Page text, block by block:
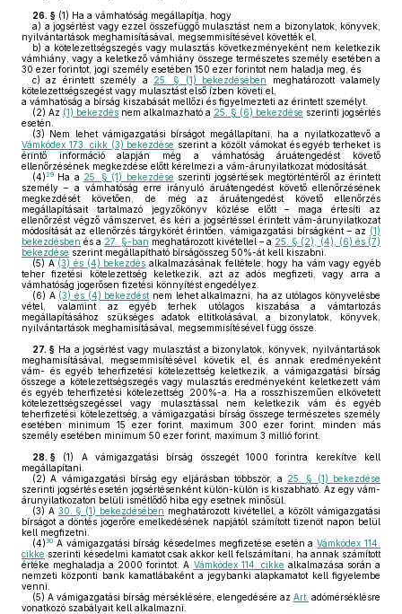
26. § (1) Ha a vámhatóság megállapítja, hogy
a) a jogsértést vagy ezzel összefüggő mulasztást nem a bizonylatok, könyvek,
nyilvántartások meghamisításával, megsemmisítésével követték el,
b) a kötelezettségszegés vagy mulasztás következményeként nem keletkezik
vámhiány, vagy a keletkező vámhiány összege természetes személy esetében a
30 ezer forintot, jogi személy esetében 150 ezer forintot nem haladja meg, és
c) az érintett személy a 25. § (1) bekezdésében
meghatározott valamely
kötelezettségszegést vagy mulasztást első ízben követi el,
a vámhatóság a bírság kiszabását mellőzi és figyelmezteti az érintett személyt.
(2) Az (1) bekezdés nem alkalmazható a 25. § (6) bekezdése szerinti jogsértés
esetén.
(3) Nem lehet vámigazgatási bírságot megállapítani, ha a nyilatkozattevő a
Vámkódex 173. cikk (3) bekezdése szerint a közölt vámokat és egyéb terheket is
érintő információ alapján még a vámhatóság áruátengedést követő
ellenőrzésének megkezdése előtt kérelmezi a vám-árunyilatkozat módosítását.
(4)29 Ha a 25. § (1) bekezdése szerinti jogsértések megtörténtéről az érintett
személy – a vámhatóság erre irányuló áruátengedést követő ellenőrzésének
megkezdését követően, de még az áruátengedést követő ellenőrzés
megállapításait tartalmazó jegyzőkönyv közlése előtt – maga értesíti az
ellenőrzést végző vámszervet, és kéri a jogsértéssel érintett vám-árunyilatkozat
módosítását az ellenőrzés tárgykörét érintően, vámigazgatási bírságként – az (1)
bekezdésben és a 27. §-ban meghatározott kivétellel – a 25. § (2), (4), (6) és (7)
bekezdése szerint megállapítható bírságösszeg 50%-át kell kiszabni.
(5) A (3) és (4) bekezdés alkalmazásának feltétele, hogy ha vám vagy egyéb
teher fizetési kötelezettség keletkezik, azt az adós megfizeti, vagy arra a
vámhatóság jogerősen fizetési könnyítést engedélyez.
(6) A (3) és (4) bekezdést nem lehet alkalmazni, ha az utólagos könyvelésbe
vétel, valamint az egyéb terhek utólagos kiszabása a vámtartozás
megállapításához szükséges adatok eltitkolásával, a bizonylatok, könyvek,
nyilvántartások meghamisításával, megsemmisítésével függ össze.
27. § Ha a jogsértést vagy mulasztást a bizonylatok, könyvek, nyilvántartások
meghamisításával, megsemmisítésével követik el, és annak eredményeként
vám- és egyéb teherfizetési kötelezettség keletkezik, a vámigazgatási bírság
összege a kötelezettségszegés vagy mulasztás eredményeként keletkezett vám
és egyéb teherfizetési kötelezettség 200%-a. Ha a rosszhiszeműen elkövetett
kötelezettségszegéssel vagy mulasztással nem keletkezik vám és egyéb
teherfizetési kötelezettség, a vámigazgatási bírság összege természetes személy
esetében minimum 15 ezer forint, maximum 300 ezer forint, minden más
személy esetében minimum 50 ezer forint, maximum 3 millió forint.
28. § (1)
A vámigazgatási bírság összegét 1000 forintra kerekítve kell
megállapítani.
(2) A vámigazgatási bírság egy eljárásban többször, a 25. § (1) bekezdése
szerinti jogsértés esetén jogsértésenként külön-külön is kiszabható. Az egy vám-
árunyilatkozaton belüli ismétlődő hiba egy esetnek minősül.
(3) A 30. § (1) bekezdésében meghatározott kivétellel, a közölt vámigazgatási
bírságot a döntés jogerőre emelkedésének napjától számított tizenöt napon belül
kell megfizetni.
(4)30 A vámigazgatási bírság késedelmes megfizetése esetén aVámkódex 114.
cikke szerinti késedelmi kamatot csak akkor kell felszámítani, ha annak számított
értéke meghaladja a 2000 forintot. A Vámkódex 114. cikke alkalmazása során a
nemzeti központi bank kamatlábaként a jegybanki alapkamatot kell figyelembe
venni.
(5) A vámigazgatási bírság mérséklésére, elengedésére az Art. adómérséklésre
vonatkozó szabályait kell alkalmazni.